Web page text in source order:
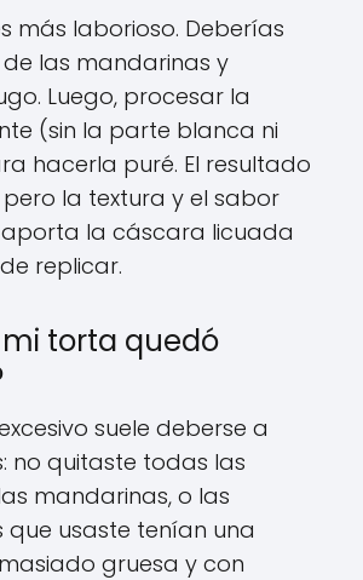
más laborioso. Deberías
las mandarinas y
Luego, procesar la
(sin la parte blanca ni
hacerla puré. El resultado
la textura y el sabor
la cáscara licuada
replicar.
mi torta quedó
suele deberse a
no quitaste todas las
mandarinas, o las
usaste tenían una
gruesa y con